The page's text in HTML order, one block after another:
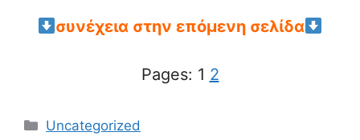
συνέχεια στην επόμενη σελίδα
Pages: 1 2
Categories
Uncategorized